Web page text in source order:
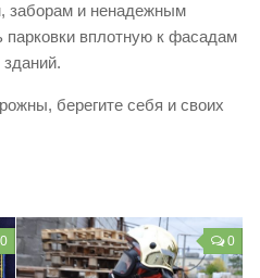
заборам и ненадежным
парковки вплотную к фасадам
берегите себя и своих
0 0